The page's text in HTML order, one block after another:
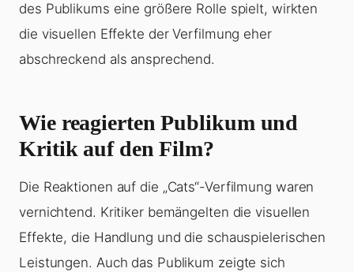
des Publikums eine größere Rolle spielt, wirkten
die visuellen Effekte der Verfilmung eher
abschreckend als ansprechend.
Wie reagierten Publikum und
Kritik auf den Film?
Die Reaktionen auf die „Cats“-Verfilmung waren
vernichtend. Kritiker bemängelten die visuellen
Effekte, die Handlung und die schauspielerischen
Leistungen. Auch das Publikum zeigte sich